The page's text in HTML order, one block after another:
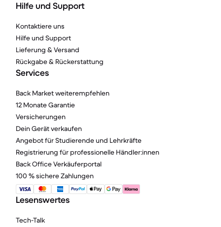
Hilfe und Support
Kontaktiere uns
Hilfe und Support
Lieferung & Versand
Rückgabe & Rückerstattung
Services
Back Market weiterempfehlen
12 Monate Garantie
Versicherungen
Dein Gerät verkaufen
Angebot für Studierende und Lehrkräfte
Registrierung für professionelle Händler:innen
Back Office Verkäuferportal
100 % sichere Zahlungen
Lesenswertes
Tech-Talk